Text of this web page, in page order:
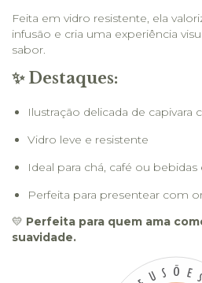
Feita em vidro resistente, ela
infusão e cria uma experiência
sabor.
✨ Destaques:
Ilustração delicada de
Vidro leve e resistente
Ideal para chá, café ou bebidas
Perfeita para presentear com
💛 Perfeita para quem ama
suavidade.